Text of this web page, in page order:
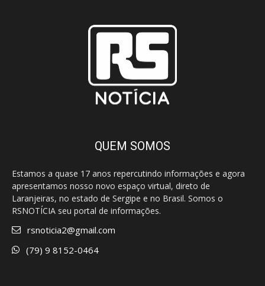
QUEM SOMOS
Estamos a quase 17 anos repercutindo informações e agora
apresentamos nosso novo espaço virtual, direto de
Laranjeiras, no estado de Sergipe e no Brasil. Somos o
RSNOTÍCIA seu portal de informações.
rsnoticia2@gmail.com
(79) 9 8152-0464